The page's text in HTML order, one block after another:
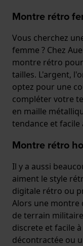
Montre rétro
Vous cherchez
femme ? Chez
montre rétro
tailles. L'argent,
optez pour une
compléter votre
en maille
tendance et facile
Montre rétro
Il y a aussi
aiment le style
digitale rétro ou
Alors une montre
de terrain
discrete et facile
décontractée ou